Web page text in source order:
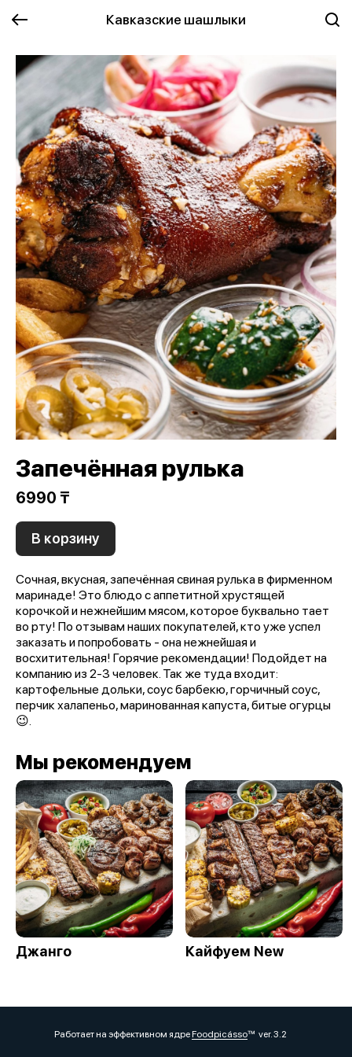
Кавказские шашлыки
Запечённая рулька
6990 ₸
В корзину
Сочная, вкусная, запечённая свиная рулька в фирменном
маринаде! Это блюдо с аппетитной хрустящей
корочкой и нежнейшим мясом, которое буквально тает
во рту! По отзывам наших покупателей, кто уже успел
заказать и попробовать - она нежнейшая и
восхитительная! Горячие рекомендации! Подойдет на
компанию из 2-3 человек. Так же туда входит:
картофельные дольки, соус барбекю, горчичный соус,
перчик халапеньо, маринованная капуста, битые огурцы
😉.
Мы рекомендуем
Джанго Кайфуем New
Работает на эффективном ядреFoodpicássover. 3.2